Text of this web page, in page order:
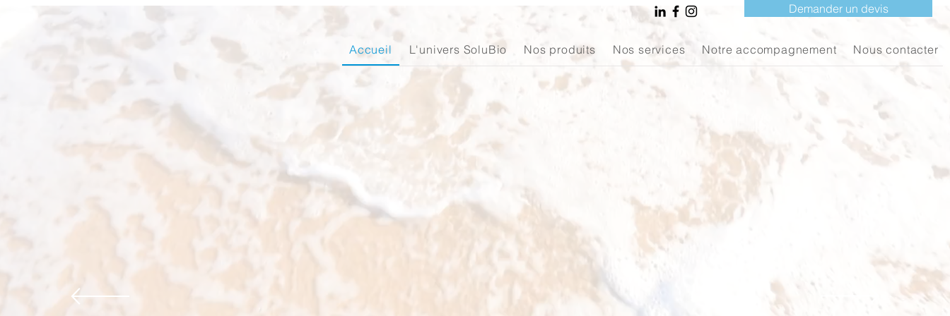
Demander un devis
Accueil L'univers SoluBio Nos produits Nos services Notre accompagnement Nous contacter
Pros ou particuliers,
ne jetez plus vos bidons
on vous les remplit !